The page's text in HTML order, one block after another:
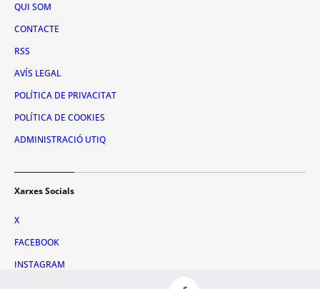
QUI SOM
CONTACTE
RSS
AVÍS LEGAL
POLÍTICA DE PRIVACITAT
POLÍTICA DE COOKIES
ADMINISTRACIÓ UTIQ
Xarxes Socials
X
FACEBOOK
INSTAGRAM